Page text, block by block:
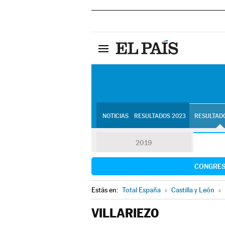
NOTICIAS RESULTADOS 2023
2019
Estás en: Total España » Castilla y León »
VILLARIEZO